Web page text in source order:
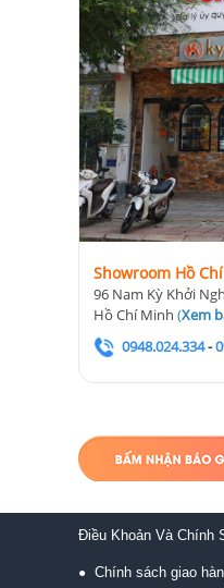
Showroom Hồ
96 Nam Kỳ Khởi
Hồ Chí Minh (Xem
0948.024.334-
Điều Khoản Và Chính
● Chính sách giao